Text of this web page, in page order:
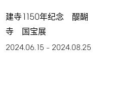
建寺1150年纪念 醍醐
寺 国宝展
2024.06.15 – 2024.08.25